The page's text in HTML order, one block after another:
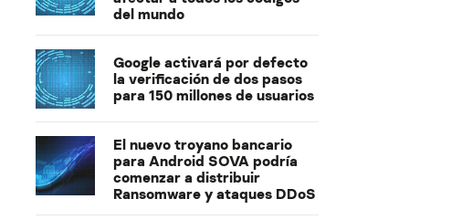
del mundo
Google activará por defecto
la verificación de dos pasos
para 150 millones de usuarios
El nuevo troyano bancario
para Android SOVA podría
comenzar a distribuir
Ransomware y ataques DDoS